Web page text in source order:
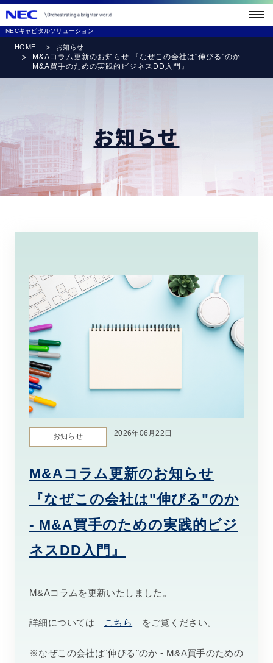
NECキャピタルソリューション
メニ
ュー
HOME お知らせ
M&Aコラム更新のお知らせ 『なぜこの会社は"伸びる"のか -
M&A買手のための実践的ビジネスDD入門』
お知らせ
2026年06月22日
お知らせ
M&Aコラム更新のお知らせ
『なぜこの会社は"伸びる"のか
- M&A買手のための実践的ビジ
ネスDD入門』
M&Aコラムを更新いたしました。
詳細については こちら をご覧ください。
※なぜこの会社は"伸びる"のか - M&A買手のための